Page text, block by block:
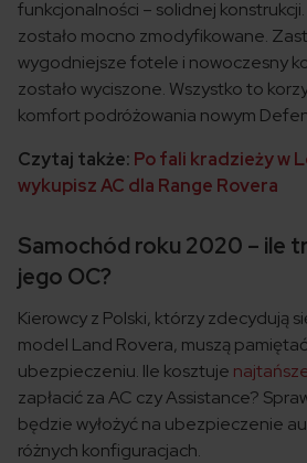
funkcjonalności – solidnej
zostało mocno zmodyfikowane.
wygodniejsze fotele i nowoczesny
zostało wyciszone. Wszystko to
komfort podróżowania nowym
Czytaj także: Po fali kradzieży w
wykupisz AC dla Range Rovera
Samochód roku 2020 – ile
jego OC?
Kierowcy z Polski, którzy zdecydują
model Land Rovera, muszą
ubezpieczeniu. Ile kosztuje
zapłacić za AC czy Assistance?
będzie wyłożyć na ubezpieczenie
różnych konfiguracjach.